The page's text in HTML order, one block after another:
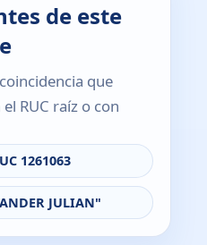
de este
que
RUC raíz o con
1261063
JULIAN"